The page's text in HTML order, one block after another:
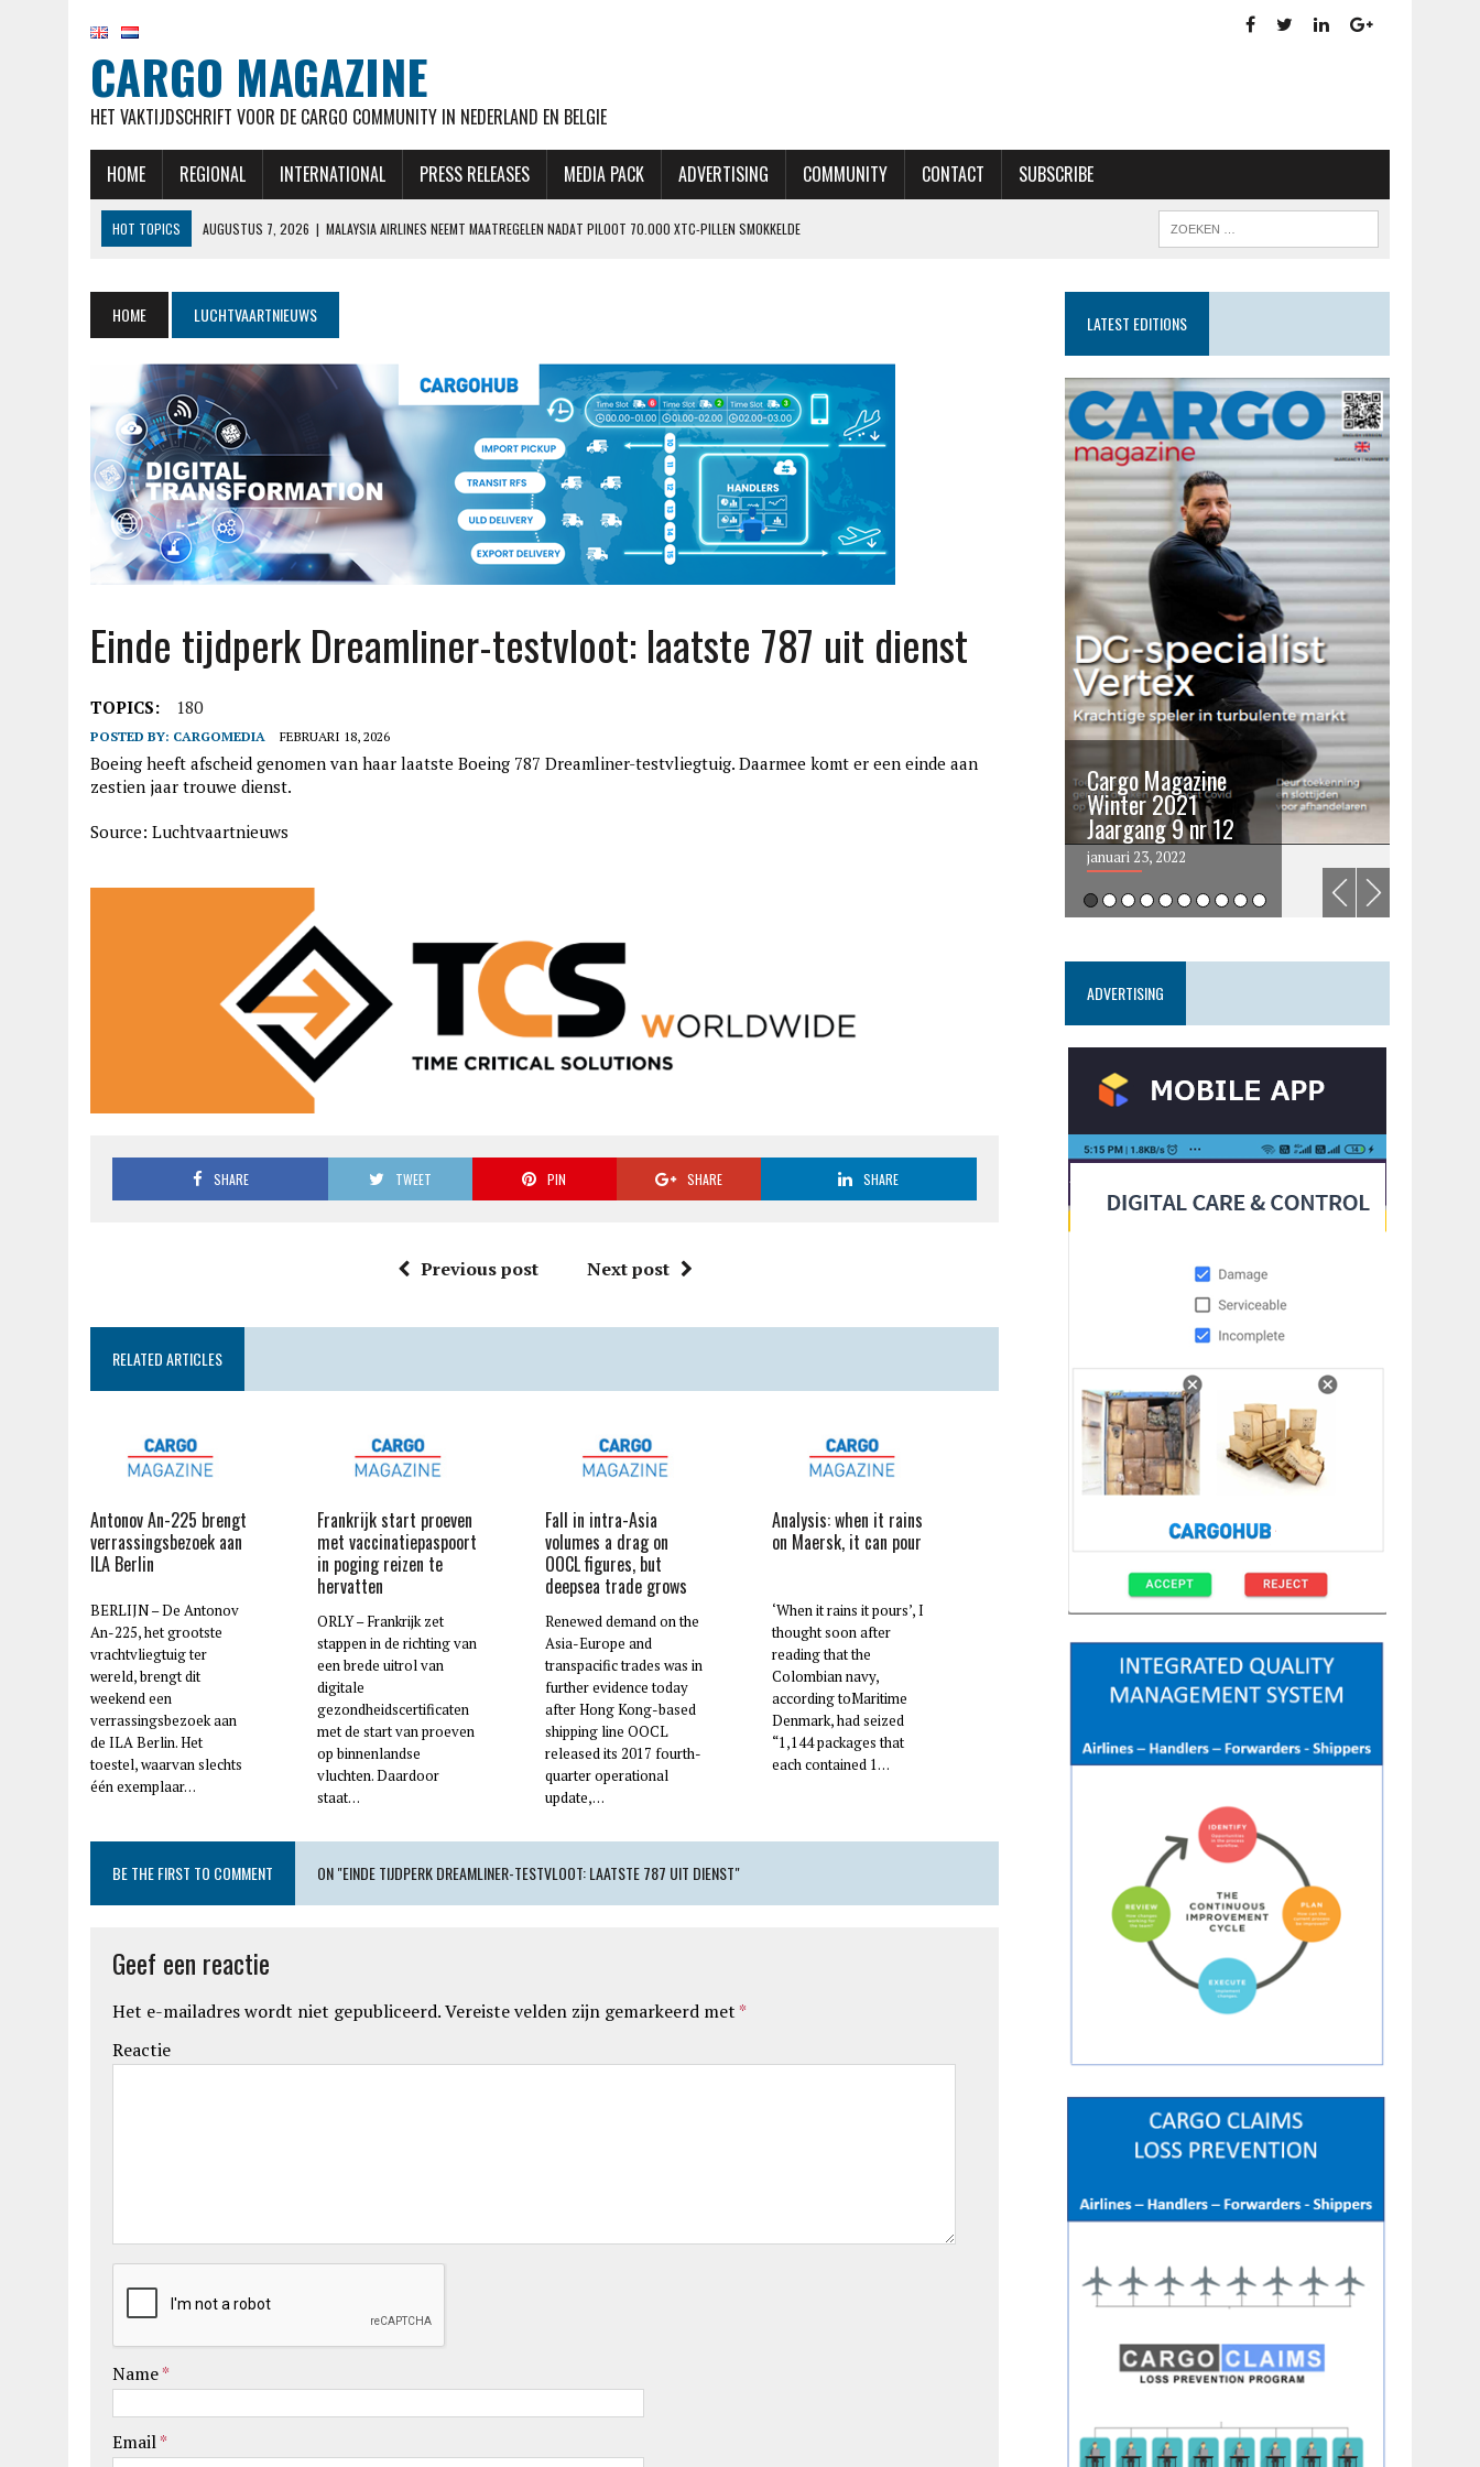
CARGO MAGAZINE
HET VAKTIJDSCHRIFT VOOR DE CARGO COMMUNITY IN NEDERLAND EN BELGIE
HOME REGIONAL INTERNATIONAL PRESS RELEASES MEDIA PACK ADVERTISING COMMUNITY CONTACT SUBSCRIBE
HOT TOPICS AUGUSTUS 7, 2026 | MALAYSIA AIRLINES NEEMT MAATREGELEN NADAT PILOOT 70.000 XTC-PILLEN SMOKKELDE
AUGUSTUS 7, 2026 | NATIONAL AIRLINES VOERT LANGSTE VRACHTVLUCHT MET BOEING 777F OOIT UIT
AUGUSTUS 7, 2026 | STAKING CABINEPERSONEEL NOORSE TAK SAS OP LAATSTE MOMENT AFGEBLAZEN
HOME LUCHTVAARTNIEUWS
Einde tijdperk Dreamliner-testvloot: laatste 787 uit dienst
TOPICS: 180
POSTED BY: CARGOMEDIA FEBRUARI 18, 2026
Boeing heeft afscheid genomen van haar laatste Boeing 787 Dreamliner-testvliegtuig. Daarmee komt er een einde aan
zestien jaar trouwe dienst.
Source: Luchtvaartnieuws
SHARE TWEET PIN SHARE SHARE
Previous post Next post
RELATED ARTICLES
Antonov An-225 brengt
verrassingsbezoek aan
ILA Berlin
BERLIJN – De Antonov
An-225, het grootste
vrachtvliegtuig ter
wereld, brengt dit
weekend een
verrassingsbezoek aan
de ILA Berlin. Het
toestel, waarvan slechts
één exemplaar…
Frankrijk start proeven
met vaccinatiepaspoort
in poging reizen te
hervatten
ORLY – Frankrijk zet
stappen in de richting van
een brede uitrol van
digitale
gezondheidscertificaten
met de start van proeven
op binnenlandse
vluchten. Daardoor
staat…
Fall in intra-Asia
volumes a drag on
OOCL figures, but
deepsea trade grows
Renewed demand on the
Asia-Europe and
transpacific trades was in
further evidence today
after Hong Kong-based
shipping line OOCL
released its 2017 fourth-
quarter operational
update,…
Analysis: when it rains
on Maersk, it can pour
‘When it rains it pours’, I
thought soon after
reading that the
Colombian navy,
according toMaritime
Denmark, had seized
“1,144 packages that
each contained 1…
BE THE FIRST TO COMMENT ON "EINDE TIJDPERK DREAMLINER-TESTVLOOT: LAATSTE 787 UIT DIENST"
Geef een reactie
Het e-mailadres wordt niet gepubliceerd.Vereiste velden zijn gemarkeerd met *
Reactie
Name*
Email*
LATEST EDITIONS
Cargo Magazine
Winter 2021
Jaargang 9 nr 12
januari 23, 2022
ADVERTISING